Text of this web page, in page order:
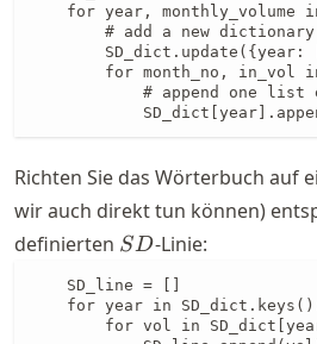
for year, monthly_volume
# add a new
SD_dict.update({year:
for month_no, in_vol
# append one list
Richten Sie das Wörterbuch auf
wir auch direkt tun können)
definierten SD
SD-Linie:
    SD_line = []
for year in
for vol in